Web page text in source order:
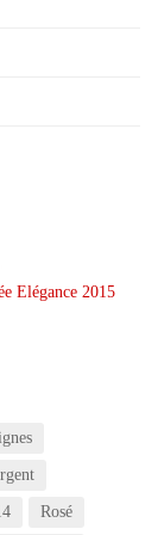
Elégance 2015
Rosé